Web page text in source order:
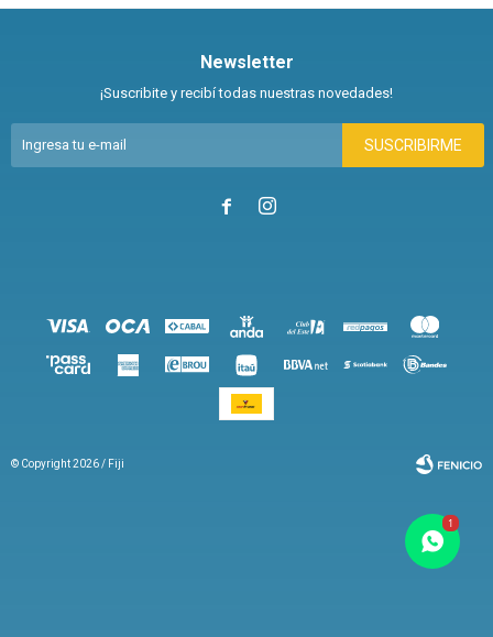
Newsletter
¡Suscribite y recibí todas nuestras novedades!
SUSCRIBIRME
 
© Copyright 2026 / Fiji